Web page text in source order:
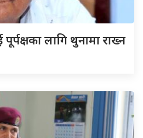
लागि थुनामा राख्न